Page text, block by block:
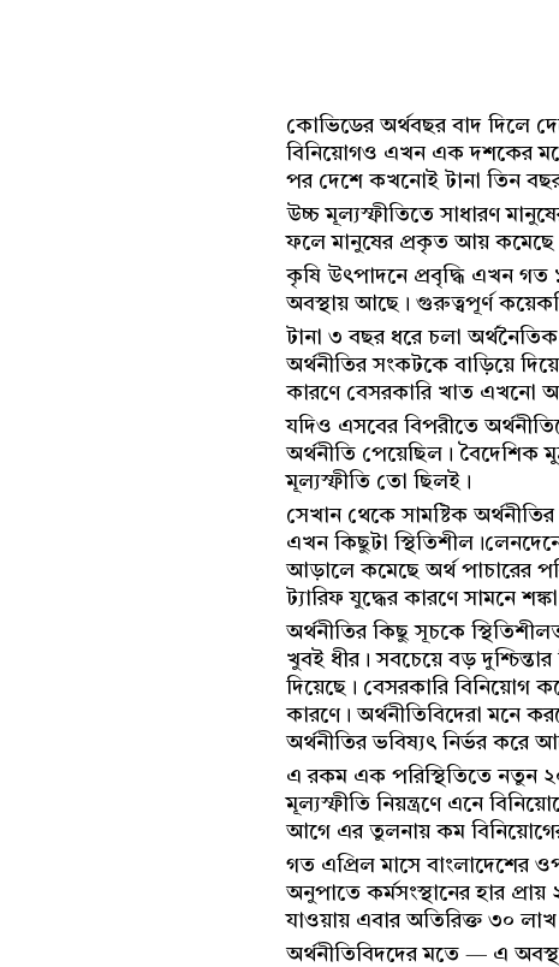
কোভিডের অর্থবছর বাদ দিলে
বিনিয়োগও এখন এক দশকের
পর দেশে কখনোই টানা তিন
উচ্চ মূল্যস্ফীতিতে সাধারণ
ফলে মানুষের প্রকৃত আয় কমেছে।
কৃষি উৎপাদনে প্রবৃদ্ধি এখন গত
অবস্থায় আছে। গুরুত্বপূর্ণ
টানা ৩ বছর ধরে চলা
অর্থনীতির সংকটকে বাড়িয়ে
কারণে বেসরকারি খাত এখনো
যদিও এসবের বিপরীতে
অর্থনীতি পেয়েছিল। বৈদেশিক
মূল্যস্ফীতি তো ছিলই।
সেখান থেকে সামষ্টিক
এখন কিছুটা
আড়ালে কমেছে অর্থ পাচারের
ট্যারিফ যুদ্ধের কারণে সামনে
অর্থনীতির কিছু সূচকে
খুবই ধীর। সবচেয়ে বড়
দিয়েছে। বেসরকারি বিনিয়োগ
কারণে। অর্থনীতিবিদেরা মনে
অর্থনীতির ভবিষ্যৎ নির্ভর করে
এ রকম এক পরিস্থিতিতে নতুন
মূল্যস্ফীতি নিয়ন্ত্রণে এনে
আগে এর তুলনায় কম
গত এপ্রিল মাসে বাংলাদেশের
অনুপাতে কর্মসংস্থানের হার
যাওয়ায় এবার অতিরিক্ত ৩০ লাখ
অর্থনীতিবিদদের মতে — এ